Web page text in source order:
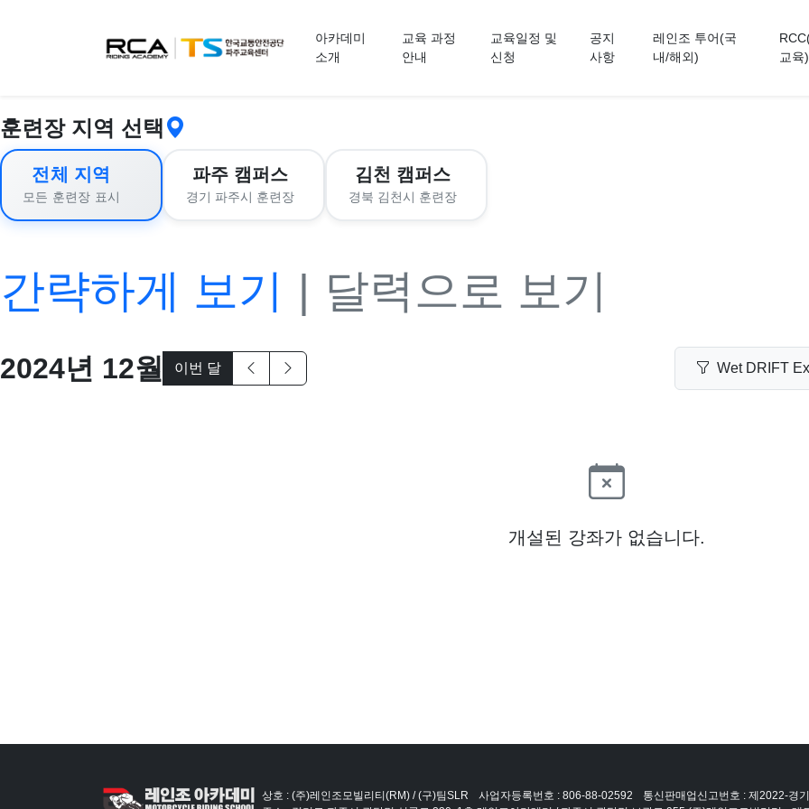
아카데미
소개
교육 과정
안내
교육일정 및
신청
공지
사항
레인조 투어(국
내/해외)
교육)
훈련장 지역 선택
전체 지역
모든 훈련장 표시
파주 캠퍼스
경기 파주시 훈련장
김천 캠퍼스
경북 김천시 훈련장
간략하게 보기 | 달력으로 보기
2024년 12월 이번 달 Wet DRIFT
개설된 강좌가 없습니다.
상호 : (주)레인조모빌리티(RM) / (구)팀SLR 사업자등록번호 : 806-88-02592 통신판매업신고번호 : 제2022-경